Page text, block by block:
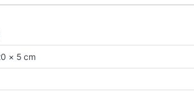
× 5 cm